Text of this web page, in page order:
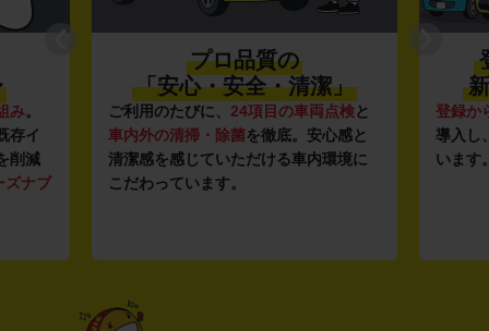
み。
存イ
削減
ズナブ
プロ品質の
「安心・安全・清潔」
ご利用のたびに、 24項目の車両点検と
車内外の清掃・除菌を徹底。安心感と
清潔感を感じていただける車内環境に
こだわっています。
登録か
導入し
います